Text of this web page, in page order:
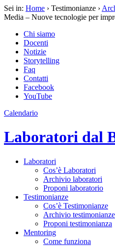
Sei in: Home › Testimonianze ›
Media – Nuove tecnologie per
Chi siamo
Docenti
Notizie
Storytelling
Faq
Contatti
Facebook
YouTube
Calendario
Laboratori dal
Laboratori
Cos’è Laboratori
Archivio laboratori
Proponi laboratorio
Testimonianze
Cos’è Testimonianze
Archivio testimonianze
Proponi testimonianza
Mentoring
Come funziona